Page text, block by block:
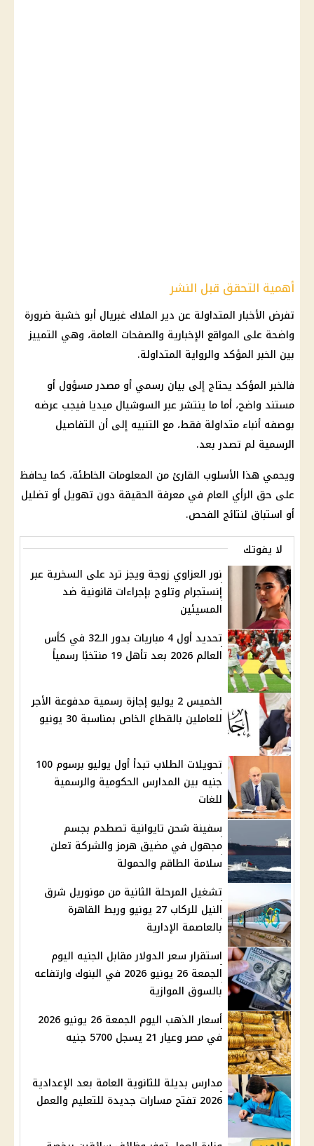
أهمية التحقق قبل النشر
تفرض الأخبار المتداولة عن دير الملاك غبريال أبو خشبة ضرورة
واضحة على المواقع الإخبارية والصفحات العامة، وهي التمييز
بين الخبر المؤكد والرواية المتداولة.
فالخبر المؤكد يحتاج إلى بيان رسمي أو مصدر مسؤول أو
مستند واضح، أما ما ينتشر عبر السوشيال ميديا فيجب عرضه
بوصفه أنباء متداولة فقط، مع التنبيه إلى أن التفاصيل
الرسمية لم تصدر بعد.
ويحمي هذا الأسلوب القارئ من المعلومات الخاطئة، كما يحافظ
على حق الرأي العام في معرفة الحقيقة دون تهويل أو تضليل
أو استباق لنتائج الفحص.
لا يفوتك
نور العزاوي زوجة ويجز ترد على السخرية عبر
إنستجرام وتلوح بإجراءات قانونية ضد
المسيئين
تحديد أول 4 مباريات بدور الـ32 في كأس
العالم 2026 بعد تأهل 19 منتخبًا رسمياً
الخميس 2 يوليو إجازة رسمية مدفوعة الأجر
للعاملين بالقطاع الخاص بمناسبة 30 يونيو
تحويلات الطلاب تبدأ أول يوليو برسوم 100
جنيه بين المدارس الحكومية والرسمية
للغات
سفينة شحن تايوانية تصطدم بجسم
مجهول في مضيق هرمز والشركة تعلن
سلامة الطاقم والحمولة
تشغيل المرحلة الثانية من مونوريل شرق
النيل للركاب 27 يونيو وربط القاهرة
بالعاصمة الإدارية
استقرار سعر الدولار مقابل الجنيه اليوم
الجمعة 26 يونيو 2026 في البنوك وارتفاعه
بالسوق الموازية
أسعار الذهب اليوم الجمعة 26 يونيو 2026
في مصر وعيار 21 يسجل 5700 جنيه
مدارس بديلة للثانوية العامة بعد الإعدادية
2026 تفتح مسارات جديدة للتعليم والعمل